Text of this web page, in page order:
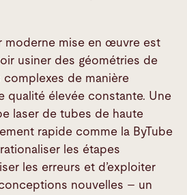
moderne mise en œuvre est
usiner des géométries de
de manière
qualité élevée constante. Une
laser de tubes de haute
rapide comme la ByTube
les étapes
les erreurs et d’exploiter
nouvelles – un